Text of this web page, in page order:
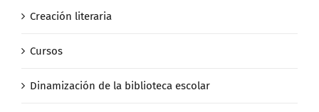
Creación literaria
Cursos
Dinamización de la biblioteca escolar